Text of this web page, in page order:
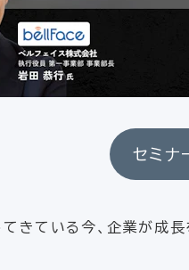
セミナ
きている今、企業が成